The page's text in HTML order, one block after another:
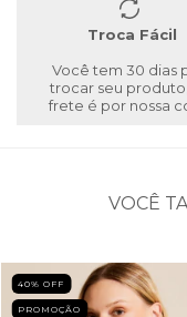
Troca Fácil
Você tem 30 dias
trocar seu
frete é por nossa
VOCÊ
40% OFF
PROMOÇÃO